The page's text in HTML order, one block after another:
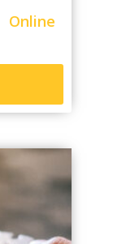
Online